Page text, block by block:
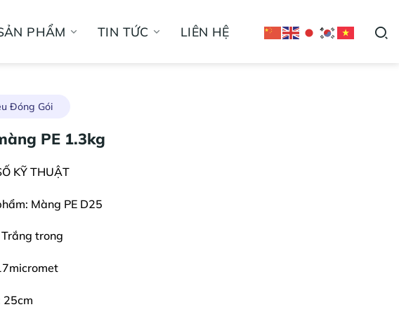
PHẨM TIN TỨC LIÊN HỆ
Đóng Gói
PE 1.3kg
KỸ THUẬT
Màng PE D25
trong
25cm